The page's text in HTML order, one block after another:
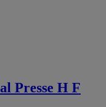
Presse H F